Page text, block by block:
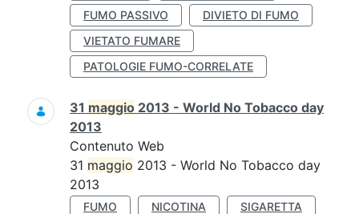
FUMO PASSIVO
DIVIETO DI FUMO
VIETATO FUMARE
PATOLOGIE FUMO-CORRELATE
31 maggio 2013 - World No Tobacco day
2013
Contenuto Web
31 maggio 2013 - World No Tobacco day
2013
FUMO NICOTINA
SIGARETTA